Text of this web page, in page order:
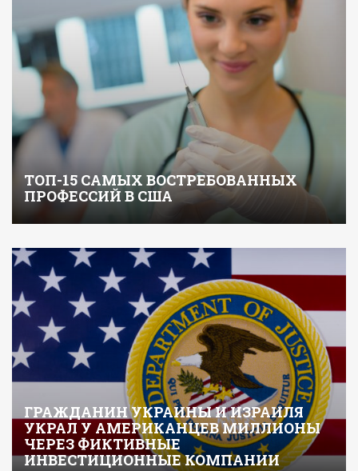
ТОП-15 САМЫХ ВОСТРЕБОВАННЫХ
ПРОФЕССИЙ В США
ГРАЖДАНИН УКРАИНЫ И ИЗРАИЛЯ
УКРАЛ У АМЕРИКАНЦЕВ МИЛЛИОНЫ
ЧЕРЕЗ ФИКТИВНЫЕ
ИНВЕСТИЦИОННЫЕ КОМПАНИИ